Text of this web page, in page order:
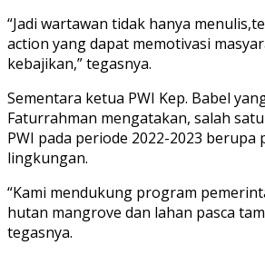
“Jadi wartawan tidak hanya
action yang dapat memotivasi
kebajikan,” tegasnya.
Sementara ketua PWI Kep. Babel
Faturrahman mengatakan, salah
PWI pada periode 2022-2023
lingkungan.
“Kami mendukung program
hutan mangrove dan lahan pasca
tegasnya.